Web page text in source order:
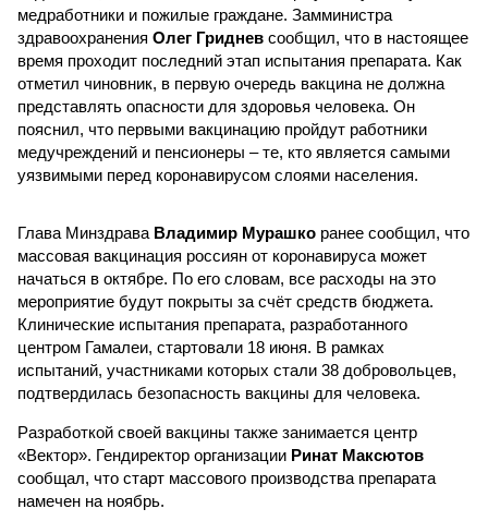
медработники и пожилые граждане. Замминистра
здравоохранения Олег Гриднев сообщил, что в настоящее
время проходит последний этап испытания препарата. Как
отметил чиновник, в первую очередь вакцина не должна
представлять опасности для здоровья человека. Он
пояснил, что первыми вакцинацию пройдут работники
медучреждений и пенсионеры – те, кто является самыми
уязвимыми перед коронавирусом слоями населения.
Глава Минздрава Владимир Мурашко ранее сообщил, что
массовая вакцинация россиян от коронавируса может
начаться в октябре. По его словам, все расходы на это
мероприятие будут покрыты за счёт средств бюджета.
Клинические испытания препарата, разработанного
центром Гамалеи, стартовали 18 июня. В рамках
испытаний, участниками которых стали 38 добровольцев,
подтвердилась безопасность вакцины для человека.
Разработкой своей вакцины также занимается центр
«Вектор». Гендиректор организации Ринат Максютов
сообщал, что старт массового производства препарата
намечен на ноябрь.